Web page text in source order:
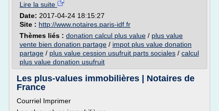
Lire la suite
Date: 2017-04-24 18:15:27
Site : http://www.notaires.paris-idf.fr
Thèmes liés : donation calcul plus value / plus value
vente bien donation partage / impot plus value donation
partage / plus value cession usufruit parts sociales / calcul
plus value donation usufruit
Les plus-values immobilières | Notaires de
France
Courriel Imprimer